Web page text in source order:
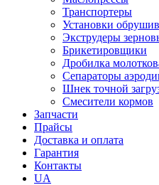
Транспортеры
Установки
Экструдеры
Брикетировщики
Дробилка
Сепараторы
Шнек точной
Смесители кормов
Запчасти
Прайсы
Доставка и оплата
Гарантия
Контакты
UA